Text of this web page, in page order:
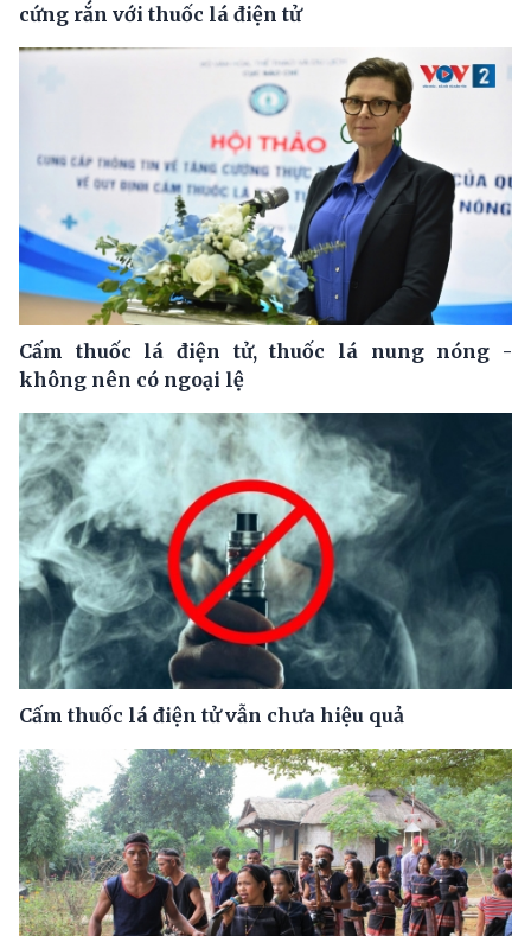
cứng rắn với thuốc lá điện tử
Cấm thuốc lá điện tử, thuốc lá nung nóng -
không nên có ngoại lệ
Cấm thuốc lá điện tử vẫn chưa hiệu quả